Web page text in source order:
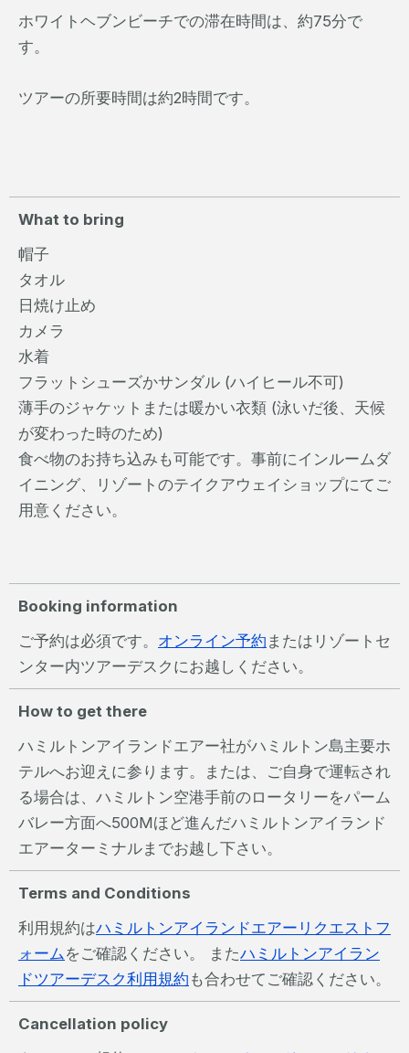
ホワイトヘブンビーチでの滞在時間は、約75分で
す。
ツアーの所要時間は約2時間です。
What to bring
帽子
タオル
日焼け止め
カメラ
水着
フラットシューズかサンダル (ハイヒール不可)
薄手のジャケットまたは暖かい衣類 (泳いだ後、天候
が変わった時のため)
食べ物のお持ち込みも可能です。事前にインルームダ
イニング、リゾートのテイクアウェイショップにてご
用意ください。
Booking information
ご予約は必須です。 オンライン予約 またはリゾートセ
ンター内ツアーデスクにお越しください。
How to get there
ハミルトンアイランドエアー社がハミルトン島主要ホ
テルへお迎えに参ります。または、ご自身で運転され
る場合は、ハミルトン空港手前のロータリーをパーム
バレー方面へ500Mほど進んだハミルトンアイランド
エアーターミナルまでお越し下さい。
Terms and Conditions
利用規約はハミルトンアイランドエアーリクエストフ
ォームをご確認ください。 またハミルトンアイラン
ドツアーデスク利用規約 も合わせてご確認ください。
Cancellation policy